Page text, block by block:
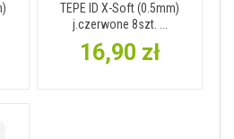
TEPE ID X-Soft (0.5mm)
j.czerwone 8szt. ...
16,90 zł